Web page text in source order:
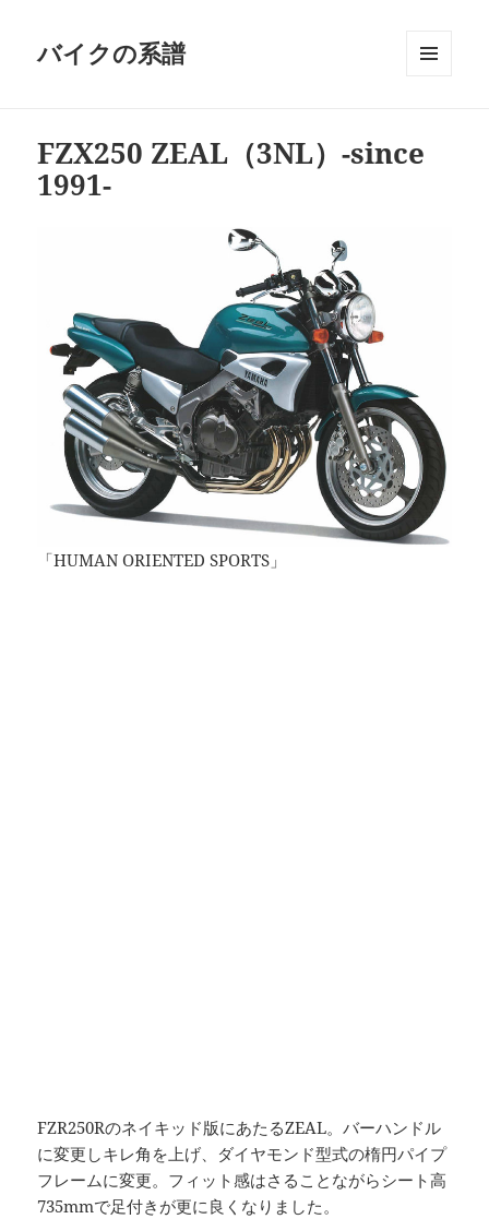
バイクの系譜
ット
FZX250 ZEAL（3NL）-since
1991-
「HUMAN ORIENTED SPORTS」
FZR250Rのネイキッド版にあたるZEAL。バーハンドル
に変更しキレ角を上げ、ダイヤモンド型式の楕円パイプ
フレームに変更。フィット感はさることながらシート高
735mmで足付きが更に良くなりました。